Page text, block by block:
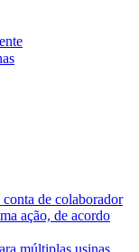
de colaborador
ação, de acordo
múltiplas usinas